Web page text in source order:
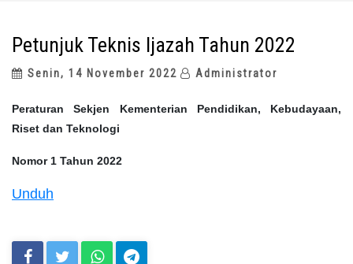
Petunjuk Teknis Ijazah Tahun 2022
Senin, 14 November 2022 Administrator
Peraturan Sekjen Kementerian Pendidikan, Kebudayaan,
Riset dan Teknologi
Nomor 1 Tahun 2022
Unduh